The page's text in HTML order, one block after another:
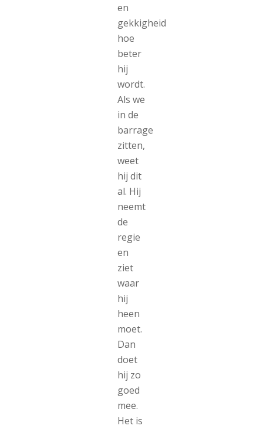
en
gekkigheid
hoe
beter
hij
wordt.
Als we
in de
barrage
zitten,
weet
hij dit
al. Hij
neemt
de
regie
en
ziet
waar
hij
heen
moet.
Dan
doet
hij zo
goed
mee.
Het is